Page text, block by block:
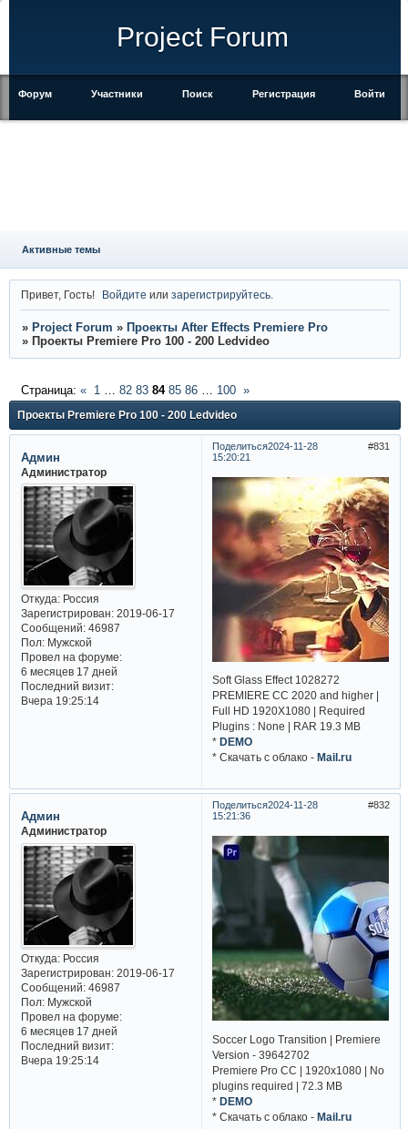
Project Forum
Форум Участники Поиск Регистрация Войти
Активные темы
Привет, Гость! Войдите илизарегистрируйтесь
» Project Forum » Проекты After Effects Premiere Pro
» Проекты Premiere Pro 100 - 200 Ledvideo
Проекты Premiere Pro 100 - 200 Ledvideo
Страница: « 1 82 83 84 85 86 100 »
Поделиться 831
2024-11-28
15:20:21
Админ
Администратор
Откуда:Россия
Зарегистрирован: 2019-06-17
Сообщений:46987
Пол:Мужской
Провел на форуме:
6 месяцев 17 дней
Последний визит:
Вчера 19:25:14
Soft Glass Effect 1028272
PREMIERE CC 2020 and higher |
Full HD 1920X1080 | Required
Plugins : None | RAR 19.3 MB
* DEMO
* Cкачать с облако - Mail.ru
Поделиться 832
2024-11-28
15:21:36
Админ
Администратор
Откуда:Россия
Зарегистрирован: 2019-06-17
Сообщений:46987
Пол:Мужской
Провел на форуме:
6 месяцев 17 дней
Последний визит:
Вчера 19:25:14
Soccer Logo Transition | Premiere
Version - 39642702
Premiere Pro CC | 1920x1080 | No
plugins required | 72.3 MB
*DEMO
* Cкачать с облако -Mail.ru